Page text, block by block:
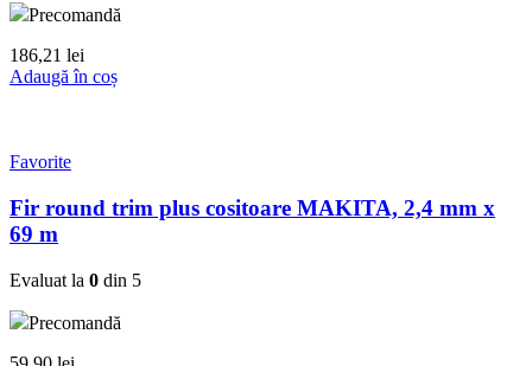
Precomandă
186,21 lei
Adaugă în coș
Favorite
Fir round trim plus cositoare MAKITA, 2,4 mm x
69 m
Evaluat la 0 din 5
Precomandă